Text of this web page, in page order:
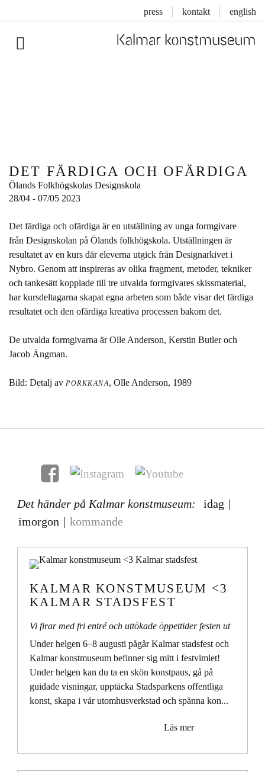
press kontakt english
DET FÄRDIGA OCH OFÄRDIGA
Ölands Folkhögskolas Designskola
28/04 - 07/05 2023
Det färdiga och ofärdiga är en utställning av unga formgivare
från Designskolan på Ölands folkhögskola. Utställningen är
resultatet av en kurs där eleverna utgick från Designarkivet i
Nybro. Genom att inspireras av olika fragment, metoder, tekniker
och tankesätt kopplade till tre utvalda formgivares skissmaterial,
har kursdeltagarna skapat egna arbeten som både visar det färdiga
resultatet och den ofärdiga kreativa processen bakom det.
De utvalda formgivarna är Olle Anderson, Kerstin Butler och
Jacob Ängman.
Bild: Detalj av PORKKANA, Olle Anderson, 1989
Det händer på Kalmar konstmuseum: idag |
imorgon | kommande
KALMAR KONSTMUSEUM <3
KALMAR STADSFEST
Vi firar med fri entré och uttökade öppettider festen ut
Under helgen 6–8 augusti pågårKalmar stadsfest och
Kalmar konstmuseum befinner sig mitt i festvimlet!
Under helgen kan du ta en skön konstpaus, gå på
guidade visningar, upptäcka Stadsparkens offentliga
konst, skapa i vår utomhusverkstad och spänna kon...
Läs mer